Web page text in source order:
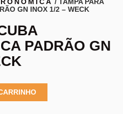
GN INOX 1/2 – WECK
PADRÃO GN